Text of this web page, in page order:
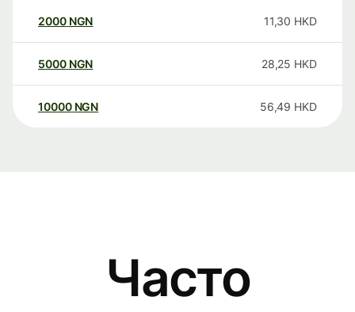
2000 NGN 11,30 HKD
5000 NGN 28,25 HKD
10000 NGN 56,49 HKD
Часто